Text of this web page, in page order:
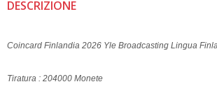
DESCRIZIONE
Coincard Finlandia 2026 Yle Broadcasting Lingua
Tiratura : 204000 Monete